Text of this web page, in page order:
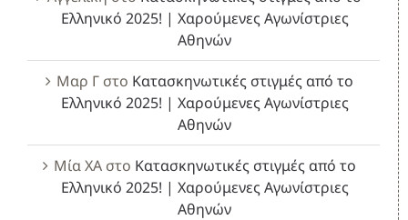
Ελληνικό 2025! | Χαρούμενες Αγωνίστριες
Αθηνών
Μαρ Γστο Κατασκηνωτικές στιγμές από το
Ελληνικό 2025! | Χαρούμενες Αγωνίστριες
Αθηνών
Μία ΧΑστο Κατασκηνωτικές στιγμές από το
Ελληνικό 2025! | Χαρούμενες Αγωνίστριες
Αθηνών